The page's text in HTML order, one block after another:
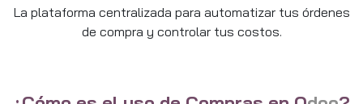
La plataforma centralizada para automatizar tus órdenes
de compra y controlar tus costos.